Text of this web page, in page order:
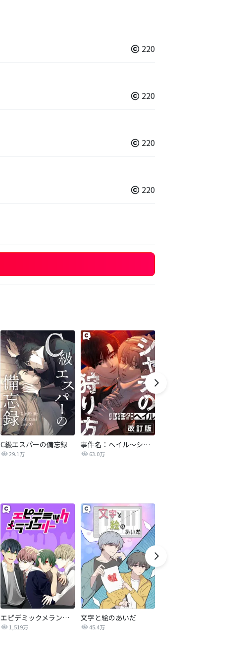
220
220
220
220
C級エスパーの備忘録
29.1万
事件名：へイル～シャチの狩り方～【改訂版】
63.0万
エピデミックメランコリー
1,519万
文字と絵のあいだ
45.4万